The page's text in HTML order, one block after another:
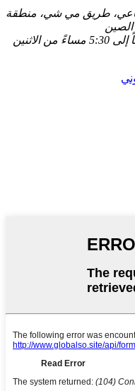
طريق مي شي، منطقة
من الساعة 8:30 صباحاً إلى 5:30 مساءً من الاثنين